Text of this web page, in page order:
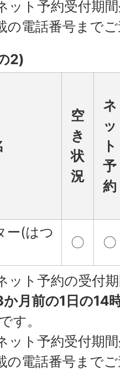
ット予約受付期
の電話番号まで
2)
空
き
状
況
ネ
ッ
ト
予
約
ー(はつ
〇 〇
ット予約の受付
か月前の1日の14
す。
ット予約受付期
の電話番号まで